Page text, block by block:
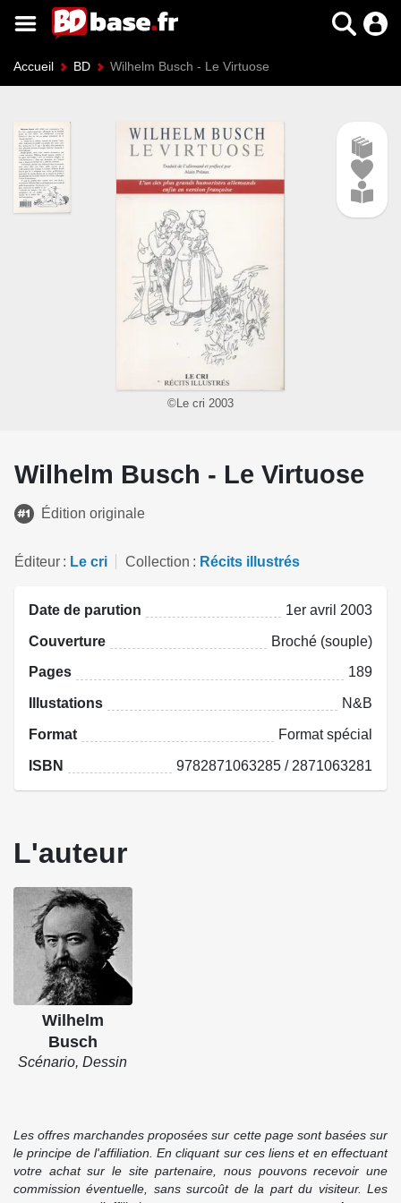
Accueil BD Wilhelm Busch - Le Virtuose
©Le cri 2003
Wilhelm Busch - Le Virtuose
Édition originale
Éditeur Le cri Collection Récits illustrés
Date de parution 1er avril 2003
Couverture Broché (souple)
Pages 189
Illustations N&B
Format Format spécial
ISBN 9782871063285 / 2871063281
L'auteur
Wilhelm
Busch
Scénario, Dessin
Les offres marchandes proposées sur cette page sont basées sur
le principe de l'affiliation. En cliquant sur ces liens et en effectuant
votre achat sur le site partenaire, nous pouvons recevoir une
commission éventuelle, sans surcoût de la part du visiteur. Les